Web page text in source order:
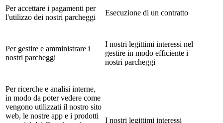
Per accettare i pagamenti per
l'utilizzo dei nostri parcheggi
Esecuzione di un contratto
Per gestire e amministrare i
nostri parcheggi
I nostri legittimi interessi nel
gestire in modo efficiente i
nostri parcheggi
Per ricerche e analisi interne,
in modo da poter vedere come
vengono utilizzati il nostro sito
web, le nostre app e i prodotti
I nostri legittimi interessi